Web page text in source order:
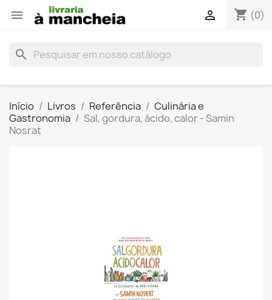
 shopping_cart (0)

search
Início Livros Referência
Culinária e
Gastronomia
Sal, gordura, ácido, calor - Samin
Nosrat